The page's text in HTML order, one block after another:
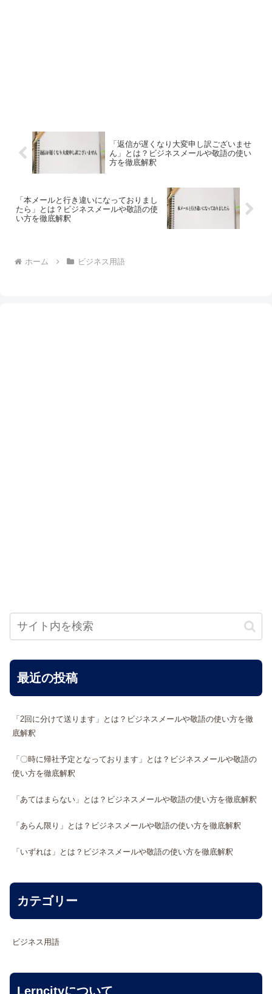
「返信が遅くなり大変申し訳ございませ
ん」とは？ビジネスメールや敬語の使い
方を徹底解釈
「本メールと行き違いになっておりまし
たら」とは？ビジネスメールや敬語の使
い方を徹底解釈
ホーム ビジネス用語
最近の投稿
「2回に分けて送ります」とは？ビジネスメールや敬語の使い方を徹
底解釈
「〇時に帰社予定となっております」とは？ビジネスメールや敬語の
使い方を徹底解釈
「あてはまらない」とは？ビジネスメールや敬語の使い方を徹底解釈
「あらん限り」とは？ビジネスメールや敬語の使い方を徹底解釈
「いずれは」とは？ビジネスメールや敬語の使い方を徹底解釈
カテゴリー
ビジネス用語
Lerncityについて